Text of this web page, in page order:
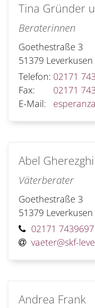
Tina Gründer
Beraterinnen
Goethestraße 3
51379 Leverkusen
Telefon: 02171
Fax:
02171
E-Mail:
Abel
Väterberater
Goethestraße 3
51379 Leverkusen
02171 7439697
vaeter@skf-
Andrea Frank